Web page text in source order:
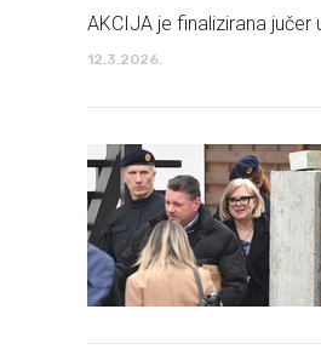
AKCIJA je finalizirana
12.3.2026.